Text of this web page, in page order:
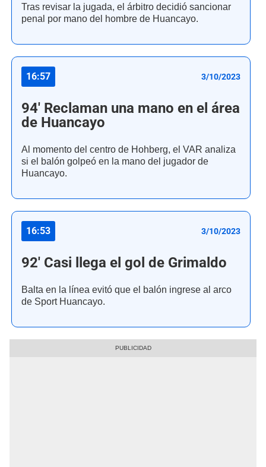
Tras revisar la jugada, el árbitro decidió sancionar
penal por mano del hombre de Huancayo.
16:57 3/10/2023
94' Reclaman una mano en el área
de Huancayo
Al momento del centro de Hohberg, el VAR analiza
si el balón golpeó en la mano del jugador de
Huancayo.
16:53 3/10/2023
92' Casi llega el gol de Grimaldo
Balta en la línea evitó que el balón ingrese al arco
de Sport Huancayo.